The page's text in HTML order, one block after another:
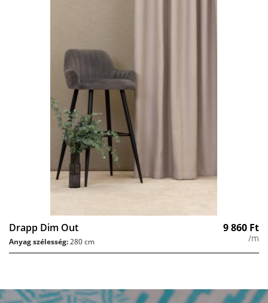
Drapp Dim Out 9 860 Ft
/m
Anyag szélesség:280 cm